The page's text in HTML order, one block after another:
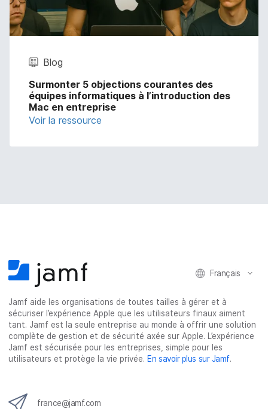
Blog
Surmonter 5 objections courantes des
équipes informatiques à l’introduction des
Mac en entreprise
Voir la ressource
Français
Jamf aide les organisations de toutes tailles à gérer et à
sécuriser l’expérience Apple que les utilisateurs finaux aiment
tant. Jamf est la seule entreprise au monde à offrir une solution
complète de gestion et de sécurité axée sur Apple. L’expérience
Jamf est sécurisée pour les entreprises, simple pour les
utilisateurs et protège la vie privée. En savoir plus sur Jamf.
france@jamf.com